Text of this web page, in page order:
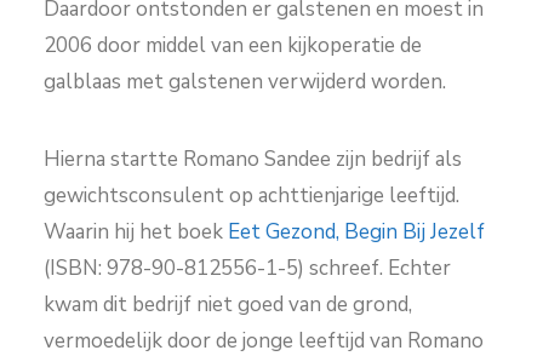
Daardoor ontstonden er galstenen en moest in
2006 door middel van een kijkoperatie de
galblaas met galstenen verwijderd worden.
Hierna startte Romano Sandee zijn bedrijf als
gewichtsconsulent op achttienjarige leeftijd.
Waarin hij het boek Eet Gezond, Begin Bij Jezelf
(ISBN: 978-90-812556-1-5) schreef. Echter
kwam dit bedrijf niet goed van de grond,
vermoedelijk door de jonge leeftijd van Romano